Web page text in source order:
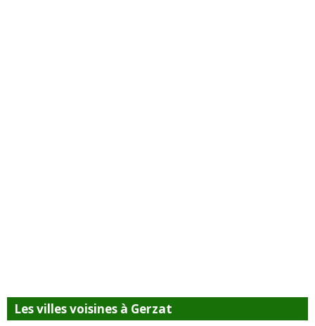
Les villes voisines à Gerzat